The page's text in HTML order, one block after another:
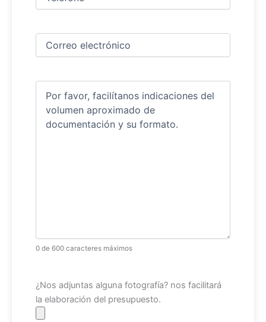
Correo
electrónico (Obligatorio)
Comentarios
0 de 600 caracteres máximos
Archivo
¿Nos adjuntas alguna fotografía? nos facilitará
la elaboración del presupuesto.